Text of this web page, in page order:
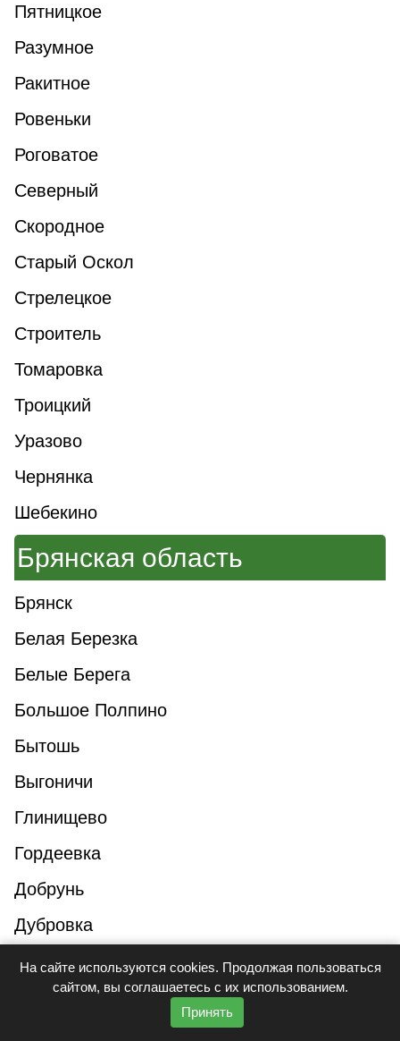
Пятницкое
Разумное
Ракитное
Ровеньки
Роговатое
Северный
Скородное
Старый Оскол
Стрелецкое
Строитель
Томаровка
Троицкий
Уразово
Чернянка
Шебекино
Брянская область
Брянск
Белая Березка
Белые Берега
Большое Полпино
Бытошь
Выгоничи
Глинищево
Гордеевка
Добрунь
Дубровка
Дятьково
Жуковка
На сайте используются cookies. Продолжая пользоваться
сайтом, вы соглашаетесь с их использованием.
Принять